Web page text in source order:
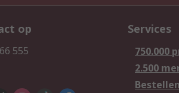
op
555
Services
750.000
2.500
Bestellen